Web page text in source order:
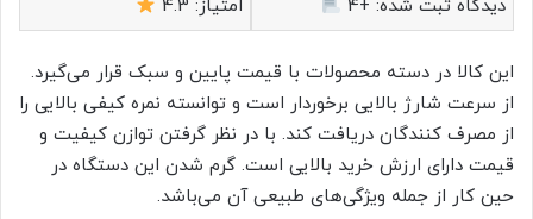
دیدگاه ثبت شده: +4 امتیاز: 4.3
این کالا در دسته محصولات با قیمت پایین و سبک قرار می‌گیرد.
از سرعت شارژ بالایی برخوردار است و توانسته نمره کیفی بالایی را
از مصرف کنندگان دریافت کند. با در نظر گرفتن توازن کیفیت و
قیمت دارای ارزش خرید بالایی است. گرم شدن این دستگاه در
حین کار از جمله ویژگی‌های طبیعی آن می‌باشد.